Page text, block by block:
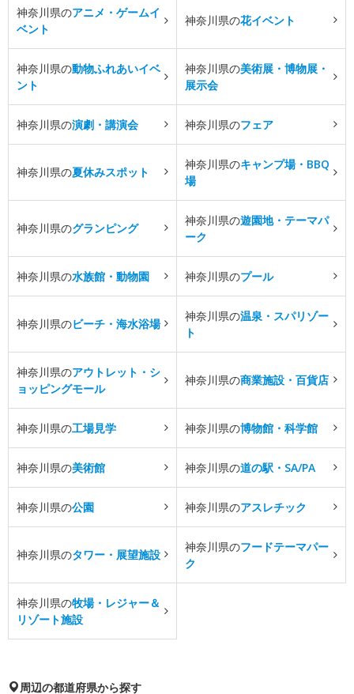
神奈川県のアニメ・ゲームイ
ベント
神奈川県の花イベント
神奈川県の動物ふれあいイベ
ント
神奈川県の美術展・博物展・
展示会
神奈川県の演劇・講演会 神奈川県のフェア
神奈川県の夏休みスポット
神奈川県のキャンプ場・BBQ
場
神奈川県のグランピング
神奈川県の遊園地・テーマパ
ーク
神奈川県の水族館・動物園 神奈川県のプール
神奈川県のビーチ・海水浴場
神奈川県の温泉・スパリゾー
ト
神奈川県のアウトレット・シ
ョッピングモール
神奈川県の商業施設・百貨店
神奈川県の工場見学 神奈川県の博物館・科学館
神奈川県の美術館 神奈川県の道の駅・SA/PA
神奈川県の公園 神奈川県のアスレチック
神奈川県のタワー・展望施設
神奈川県のフードテーマパー
ク
神奈川県の牧場・レジャー＆
リゾート施設
周辺の都道府県から探す